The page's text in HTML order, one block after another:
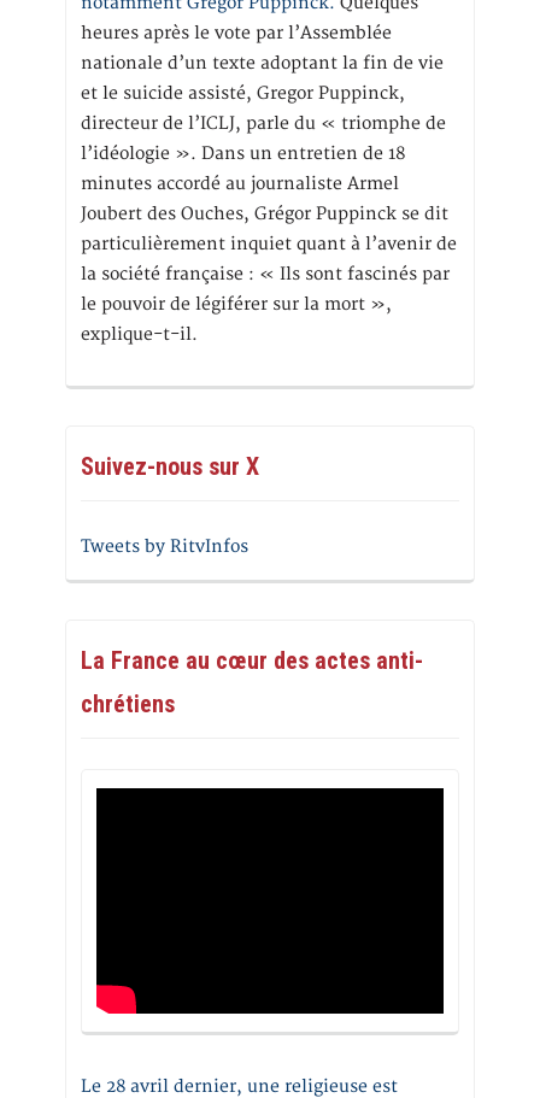
heures après le vote par l’Assemblée
nationale d’un texte adoptant la fin de vie
et le suicide assisté, Gregor Puppinck,
directeur de l’ICLJ, parle du « triomphe de
l’idéologie ». Dans un entretien de 18
minutes accordé au journaliste Armel
Joubert des Ouches, Grégor Puppinck se dit
particulièrement inquiet quant à l’avenir de
la société française : « Ils sont fascinés par
le pouvoir de légiférer sur la mort »,
explique-t-il.
Suivez-nous sur X
Tweets by RitvInfos
La France au cœur des actes anti-
chrétiens
Le 28 avril dernier, une religieuse est